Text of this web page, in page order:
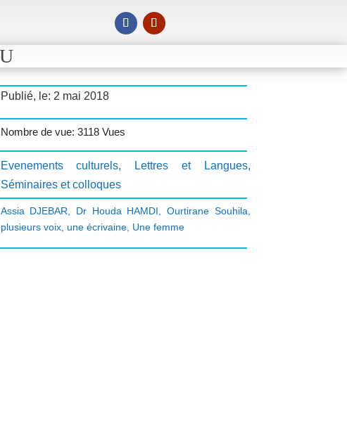
Publié, le: 2 mai 2018
Nombre de vue: 3118 Vues
Evenements culturels, Lettres et Langues,
Séminaires et colloques
Assia DJEBAR, Dr Houda HAMDI,Ourtirane Souhila,
plusieurs voix, une écrivaine, Une femme